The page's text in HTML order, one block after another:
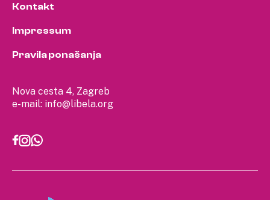
Nova cesta 4, Zagreb
e-mail: info@libela.org
Kontakt
Impressum
Pravila ponašanja